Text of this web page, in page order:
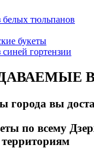
белых тюльпанов
букеты
гортензии
города вы
по всему